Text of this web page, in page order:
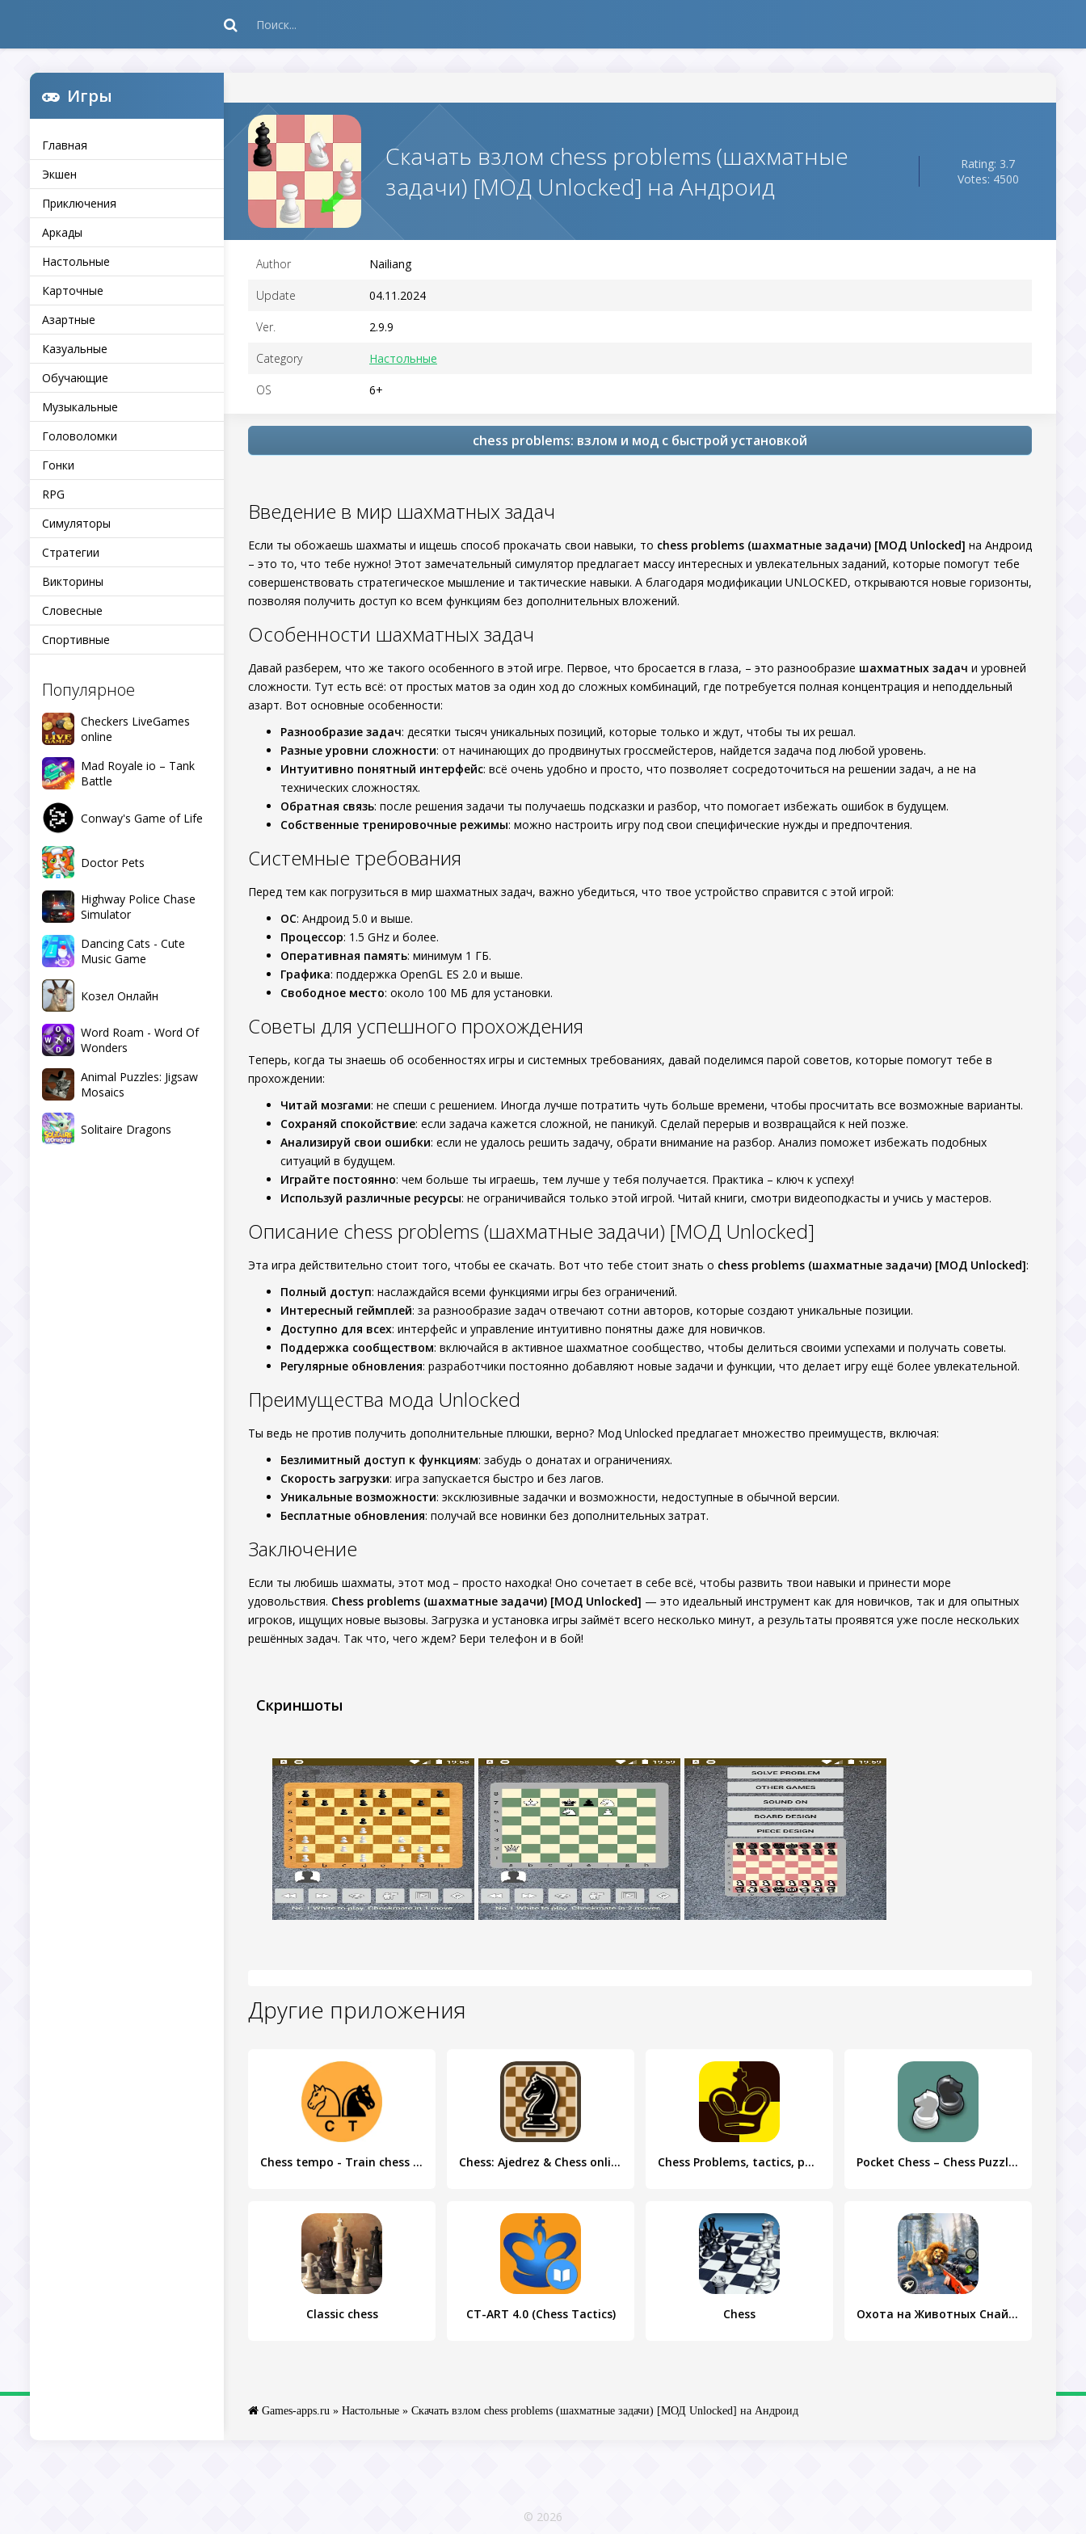
Игры
Главная
Экшен
Приключения
Аркады
Настольные
Карточные
Азартные
Казуальные
Обучающие
Музыкальные
Головоломки
Гонки
RPG
Симуляторы
Стратегии
Викторины
Словесные
Спортивные
Популярное
Checkers LiveGames
online
Mad Royale io – Tank
Battle
Conway's Game of Life
Doctor Pets
Highway Police Chase
Simulator
Dancing Cats - Cute
Music Game
Козел Онлайн
Word Roam - Word Of
Wonders
Animal Puzzles: Jigsaw
Mosaics
Solitaire Dragons
Скачать взлом chess problems (шахматные
задачи) [МОД Unlocked] на Андроид
Rating: 3.7
Votes: 4500
Author Nailiang
Update 04.11.2024
Ver. 2.9.9
Category Настольные
OS 6+
chess problems: взлом и мод с быстрой установкой
Введение в мир шахматных задач
Если ты обожаешь шахматы и ищешь способ прокачать свои навыки, то chess problems (шахматные задачи) [МОД Unlocked] на Андроид
– это то, что тебе нужно! Этот замечательный симулятор предлагает массу интересных и увлекательных заданий, которые помогут тебе
совершенствовать стратегическое мышление и тактические навыки. А благодаря модификации UNLOCKED, открываются новые горизонты,
позволяя получить доступ ко всем функциям без дополнительных вложений.
Особенности шахматных задач
Давай разберем, что же такого особенного в этой игре. Первое, что бросается в глаза, – это разнообразие шахматных задач и уровней
сложности. Тут есть всё: от простых матов за один ход до сложных комбинаций, где потребуется полная концентрация и неподдельный
азарт. Вот основные особенности:
Разнообразие задач: десятки тысяч уникальных позиций, которые только и ждут, чтобы ты их решал.
Разные уровни сложности: от начинающих до продвинутых гроссмейстеров, найдется задача под любой уровень.
Интуитивно понятный интерфейс: всё очень удобно и просто, что позволяет сосредоточиться на решении задач, а не на
технических сложностях.
Обратная связь: после решения задачи ты получаешь подсказки и разбор, что помогает избежать ошибок в будущем.
Собственные тренировочные режимы: можно настроить игру под свои специфические нужды и предпочтения.
Системные требования
Перед тем как погрузиться в мир шахматных задач, важно убедиться, что твое устройство справится с этой игрой:
ОС: Андроид 5.0 и выше.
Процессор: 1.5 GHz и более.
Оперативная память: минимум 1 ГБ.
Графика: поддержка OpenGL ES 2.0 и выше.
Свободное место: около 100 МБ для установки.
Советы для успешного прохождения
Теперь, когда ты знаешь об особенностях игры и системных требованиях, давай поделимся парой советов, которые помогут тебе в
прохождении:
Читай мозгами: не спеши с решением. Иногда лучше потратить чуть больше времени, чтобы просчитать все возможные варианты.
Сохраняй спокойствие: если задача кажется сложной, не паникуй. Сделай перерыв и возвращайся к ней позже.
Анализируй свои ошибки: если не удалось решить задачу, обрати внимание на разбор. Анализ поможет избежать подобных
ситуаций в будущем.
Играйте постоянно: чем больше ты играешь, тем лучше у тебя получается. Практика – ключ к успеху!
Используй различные ресурсы: не ограничивайся только этой игрой. Читай книги, смотри видеоподкасты и учись у мастеров.
Описание chess problems (шахматные задачи) [МОД Unlocked]
Эта игра действительно стоит того, чтобы ее скачать. Вот что тебе стоит знать о chess problems (шахматные задачи) [МОД Unlocked]:
Полный доступ: наслаждайся всеми функциями игры без ограничений.
Интересный геймплей: за разнообразие задач отвечают сотни авторов, которые создают уникальные позиции.
Доступно для всех: интерфейс и управление интуитивно понятны даже для новичков.
Поддержка сообществом: включайся в активное шахматное сообщество, чтобы делиться своими успехами и получать советы.
Регулярные обновления: разработчики постоянно добавляют новые задачи и функции, что делает игру ещё более увлекательной.
Преимущества мода Unlocked
Ты ведь не против получить дополнительные плюшки, верно? Мод Unlocked предлагает множество преимуществ, включая:
Безлимитный доступ к функциям: забудь о донатах и ограничениях.
Скорость загрузки: игра запускается быстро и без лагов.
Уникальные возможности: эксклюзивные задачки и возможности, недоступные в обычной версии.
Бесплатные обновления: получай все новинки без дополнительных затрат.
Заключение
Если ты любишь шахматы, этот мод – просто находка! Оно сочетает в себе всё, чтобы развить твои навыки и принести море
удовольствия. Chess problems (шахматные задачи) [МОД Unlocked] — это идеальный инструмент как для новичков, так и для опытных
игроков, ищущих новые вызовы. Загрузка и установка игры займёт всего несколько минут, а результаты проявятся уже после нескольких
решённых задач. Так что, чего ждем? Бери телефон и в бой!
Скриншоты
Другие приложения
Chess tempo - Train chess tact Chess: Ajedrez & Chess online Chess Problems, tactics, puzzl Pocket Chess – Chess Puzzles
Classic chess CT-ART 4.0 (Chess Tactics) Chess Охота на Животных Снайперский
Games-apps.ru » Настольные » Скачать взлом chess problems (шахматные задачи) [МОД Unlocked] на Андроид
© 2026